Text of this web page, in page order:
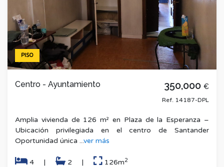
PISO
Centro - Ayuntamiento 350,000 €
Ref. 14187-DPL
Amplia vivienda de 126 m² en Plaza de la Esperanza –
Ubicación privilegiada en el centro de Santander
Oportunidad única ...ver más
4 | 2 | 126m2